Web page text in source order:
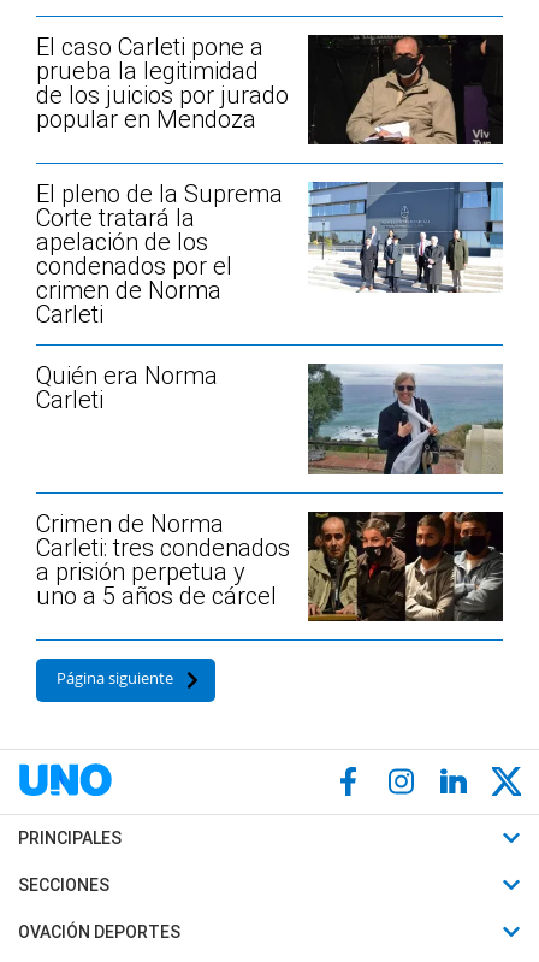
El caso Carleti pone a
prueba la legitimidad
de los juicios por jurado
popular en Mendoza
El pleno de la Suprema
Corte tratará la
apelación de los
condenados por el
crimen de Norma
Carleti
Quién era Norma
Carleti
Crimen de Norma
Carleti: tres condenados
a prisión perpetua y
uno a 5 años de cárcel
Página siguiente
PRINCIPALES
Últimas Noticias
Política
SECCIONES
Horóscopo
OVACIÓN DEPORTES